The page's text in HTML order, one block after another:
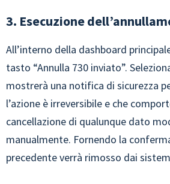
3. Esecuzione
All’interno della dashboard
tasto “Annulla 730 inviato”.
mostrerà una notifica di sicurezza
l’azione è irreversibile e che
cancellazione di qualunque dato
manualmente. Fornendo la
precedente verrà rimosso dai